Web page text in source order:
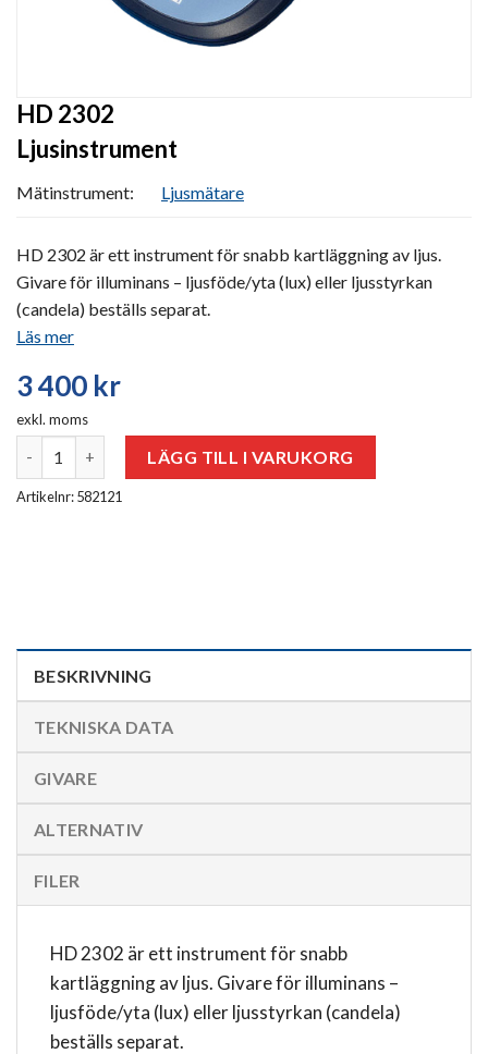
HD 2302
Ljusinstrument
Mätinstrument: Ljusmätare
HD 2302 är ett instrument för snabb kartläggning av ljus.
Givare för illuminans – ljusföde/yta (lux) eller ljusstyrkan
(candela) beställs separat.
Läs mer
3 400 kr
exkl. moms
LÄGG TILL I VARUKORG
Artikelnr: 582121
BESKRIVNING
TEKNISKA DATA
GIVARE
ALTERNATIV
FILER
HD 2302 är ett instrument för snabb
kartläggning av ljus. Givare för illuminans –
ljusföde/yta (lux) eller ljusstyrkan (candela)
beställs separat.